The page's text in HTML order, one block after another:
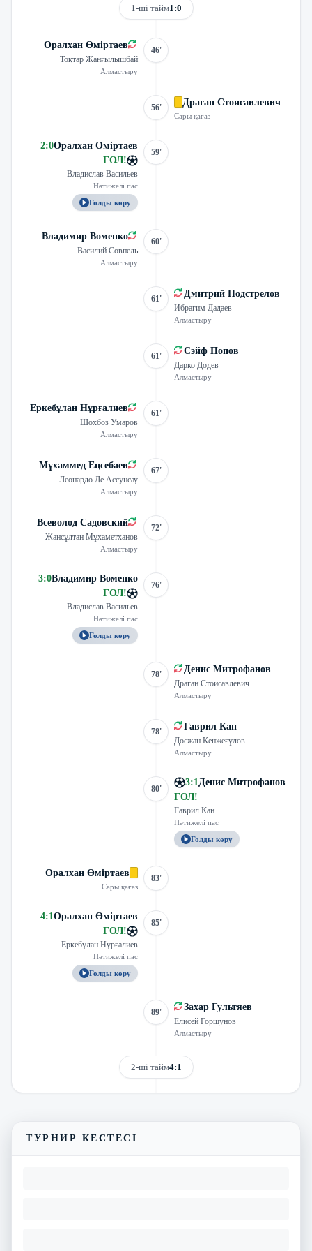
1-ші тайм1:0
Оралхан Өміртаев
Тоқтар Жанғылышбай
Алмастыру
46'
56' Драган Стоисавлевич
Сары қағаз
2:0Оралхан Өміртаев
ГОЛ!
Владислав Васильев
Нәтижелі пас
Голды көру
59'
Владимир Воменко
Василий Совпель
Алмастыру
60'
61' Дмитрий Подстрелов
Ибрагим Дадаев
Алмастыру
61' Сэйф Попов
Дарко Додев
Алмастыру
Еркебұлан Нұрғалиев
Шохбоз Умаров
Алмастыру
61'
Мұхаммед Еңсебаев
Леонардо Де Ассунсау
Алмастыру
67'
Всеволод Садовский
Жансұлтан Мұхаметханов
Алмастыру
72'
3:0Владимир Воменко
ГОЛ!
Владислав Васильев
Нәтижелі пас
Голды көру
76'
78' Денис Митрофанов
Драган Стоисавлевич
Алмастыру
78' Гаврил Кан
Досжан Кенжеғұлов
Алмастыру
80'
3:1Денис Митрофанов
ГОЛ!
Гаврил Кан
Нәтижелі пас
Голды көру
Оралхан Өміртаев
Сары қағаз
83'
4:1Оралхан Өміртаев
ГОЛ!
Еркебұлан Нұрғалиев
Нәтижелі пас
Голды көру
85'
89' Захар Гультяев
Елисей Горшунов
Алмастыру
2-ші тайм4:1
ТУРНИР КЕСТЕСІ